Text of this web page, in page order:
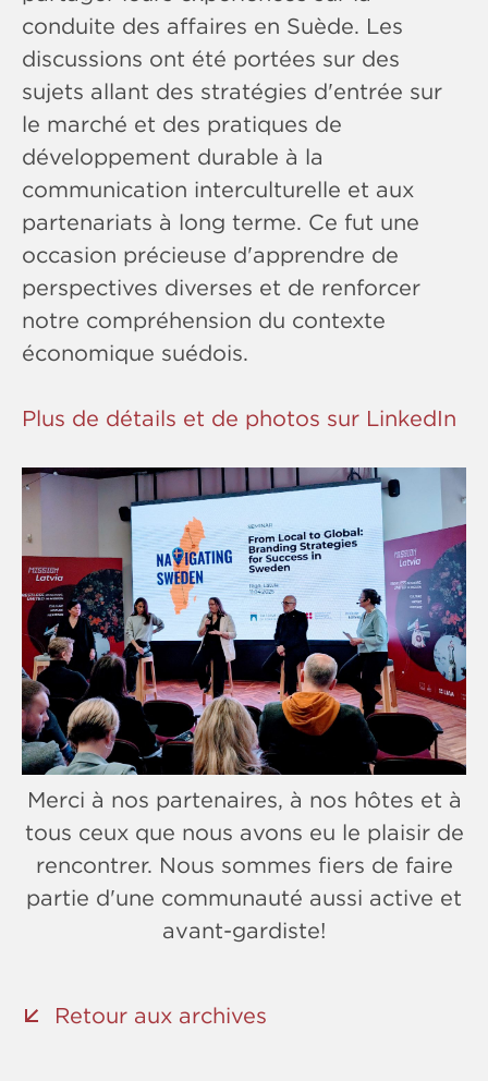
conduite des affaires en Suède. Les
discussions ont été portées sur des
sujets allant des stratégies d'entrée sur
le marché et des pratiques de
développement durable à la
communication interculturelle et aux
partenariats à long terme. Ce fut une
occasion précieuse d'apprendre de
perspectives diverses et de renforcer
notre compréhension du contexte
économique suédois.
Plus de détails et de photos sur LinkedIn
Merci à nos partenaires, à nos hôtes et à
tous ceux que nous avons eu le plaisir de
rencontrer. Nous sommes fiers de faire
partie d'une communauté aussi active et
avant-gardiste!
Retour aux archives